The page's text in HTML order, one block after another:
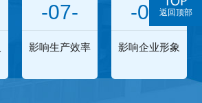
-07-
影响生产效率
-08-
影响企业形象
返回顶部